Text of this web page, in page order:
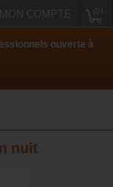
MON COMPTE
ouverte à
nuit